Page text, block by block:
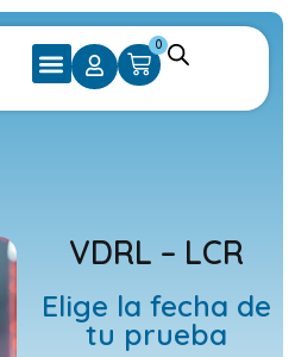
0
VDRL – LCR
Elige la fecha de
tu prueba